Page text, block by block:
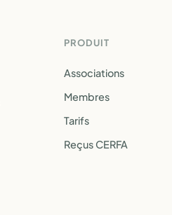
PRODUIT
Associations
Membres
Tarifs
Reçus CERFA